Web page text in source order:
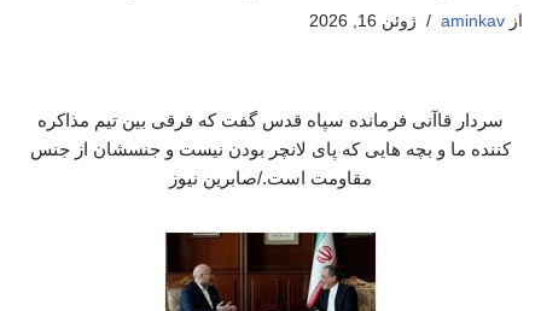
از aminkav ژوئن 16, 2026
سردار قاآنی فرمانده سپاه قدس گفت که فرقی بین تیم مذاکره
کننده ما و بچه هایی که پای لانچر بودن نیست و جنسشان از جنس
مقاومت است./صابرین نیوز